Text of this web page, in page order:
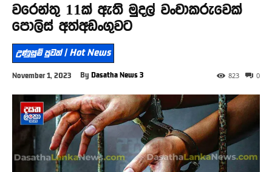
වරෙන්තු 11ක් ඇති මුදල් වංචාකරුවෙක්
පොලිස් අත්අඩංගුවට
උණුසුම් පුවත් | Hot News
November 1, 2023 By Dasatha News 3 0
823